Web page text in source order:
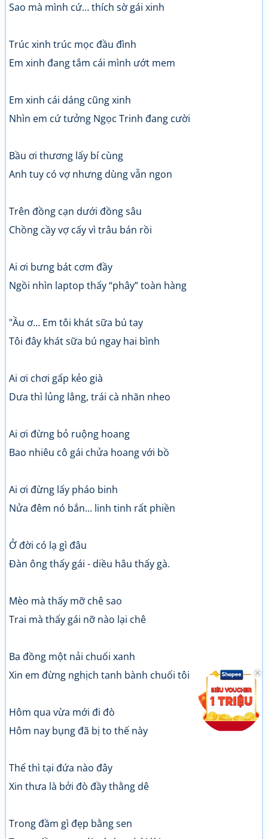
Sao mà mình cứ… thích sờ gái xinh
Trúc xinh trúc mọc đầu đình
Em xinh đang tắm cái mình ướt mem
Em xinh cái dáng cũng xinh
Nhìn em cứ tưởng Ngọc Trinh đang cười
Bầu ơi thương lấy bí cùng
Anh tuy có vợ nhưng dùng vẫn ngon
Trên đồng cạn dưới đồng sâu
Chồng cầy vợ cấy vì trâu bán rồi
Ai ơi bưng bát cơm đầy
Ngồi nhìn laptop thấy “phây” toàn hàng
"Ầu ơ… Em tôi khát sữa bú tay
Tôi đây khát sữa bú ngay hai bình
Ai ơi chơi gấp kẻo già
Dưa thì lủng lẳng, trái cà nhăn nheo
Ai ơi đừng bỏ ruộng hoang
Bao nhiêu cô gái chửa hoang với bồ
Ai ơi đừng lấy pháo binh
Nửa đêm nó bắn... linh tinh rất phiền
Ở đời có lạ gì đâu
Đàn ông thấy gái - diều hâu thấy gà.
Mèo mà thấy mỡ chê sao
Trai mà thấy gái nỡ nào lại chê
Ba đồng một nải chuối xanh
Xin em đừng nghịch tanh bành chuối tôi
Hôm qua vừa mới đi đò
Hôm nay bụng đã bị to thế này
Thế thì tại đứa nào đây
Xin thưa là bởi đò đầy thằng dê
Trong đầm gì đẹp bằng sen